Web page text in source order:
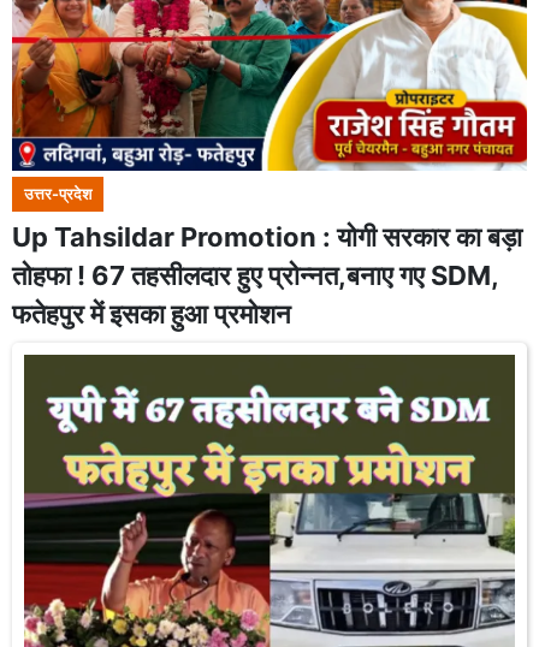
उत्तर-प्रदेश
Up Tahsildar Promotion : योगी सरकार का बड़ा
तोहफा ! 67 तहसीलदार हुए प्रोन्नत,बनाए गए SDM,
फतेहपुर में इसका हुआ प्रमोशन